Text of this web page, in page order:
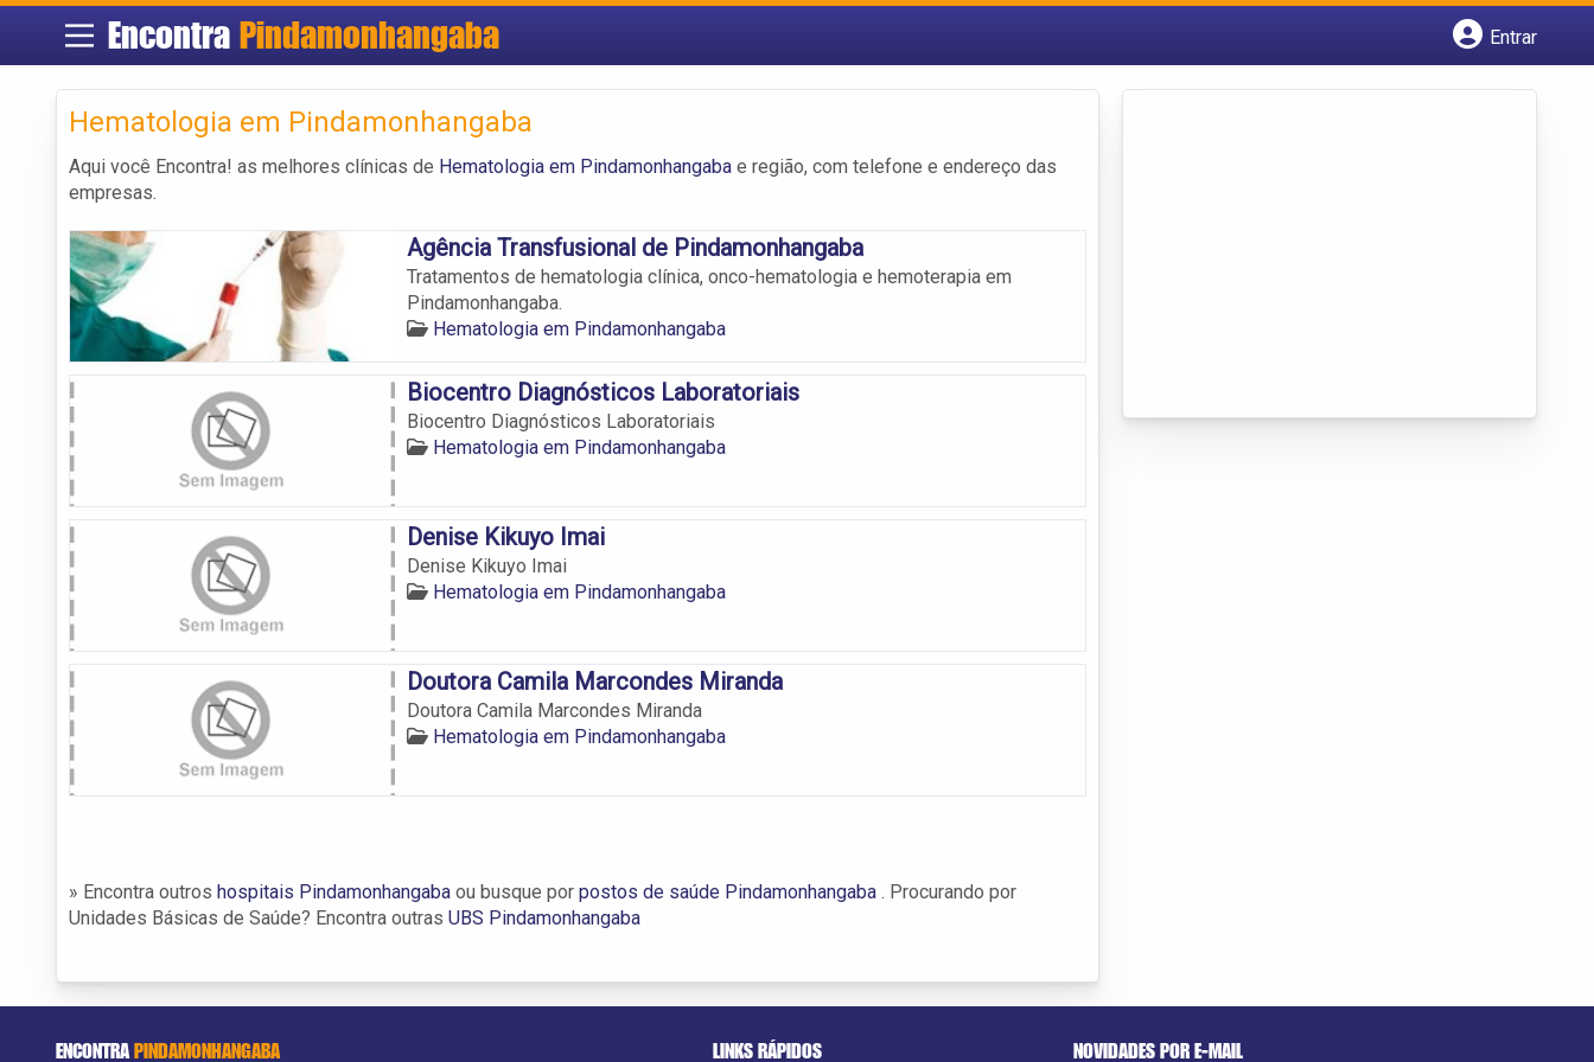
Encontra Pindamonhangaba
Entrar
Hematologia em Pindamonhangaba
Aqui você Encontra! as melhores clínicas de Hematologia em Pindamonhangaba e região, com telefone e endereço das
empresas.
Agência Transfusional de Pindamonhangaba
Tratamentos de hematologia clínica, onco-hematologia e hemoterapia em
Pindamonhangaba.
Hematologia em Pindamonhangaba
Biocentro Diagnósticos Laboratoriais
Biocentro Diagnósticos Laboratoriais
Hematologia em Pindamonhangaba
Denise Kikuyo Imai
Denise Kikuyo Imai
Hematologia em Pindamonhangaba
Doutora Camila Marcondes Miranda
Doutora Camila Marcondes Miranda
Hematologia em Pindamonhangaba
» Encontra outros hospitais Pindamonhangaba ou busque por postos de saúde Pindamonhangaba . Procurando por
Unidades Básicas de Saúde? Encontra outras UBS Pindamonhangaba
ENCONTRAPINDAMONHANGABA LINKS RÁPIDOS NOVIDADES POR E-MAIL